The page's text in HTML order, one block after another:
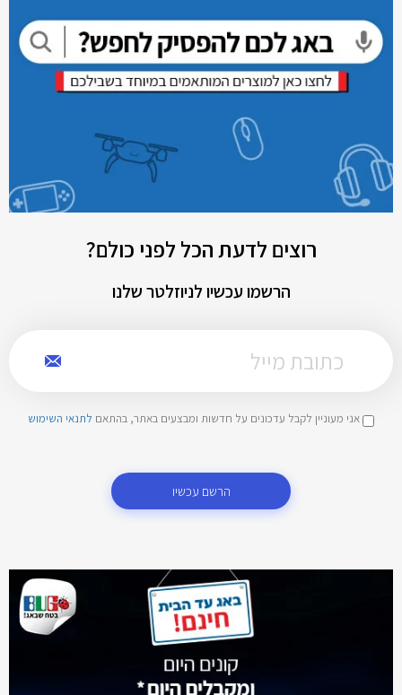
רוצים לדעת הכל לפני כולם?
הרשמו עכשיו לניוזלטר שלנו
אני מעוניין לקבל עדכונים על חדשות ומבצעים באתר, בהתאם לתנאי השימוש
הרשם עכשיו